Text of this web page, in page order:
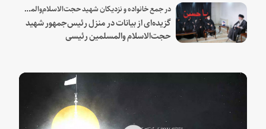
در جمع خانواده و نزدیکان شهید حجت‌الاسلام‌والمسلمین رئیسی:
گزیده‌ای از بیانات در منزل رئیس‌جمهور شهید
حجت‌الاسلام والمسلمین رئیسی